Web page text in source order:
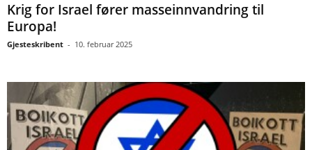
Krig for Israel fører masseinnvandring til
Europa!
Gjesteskribent - 10. februar 2025